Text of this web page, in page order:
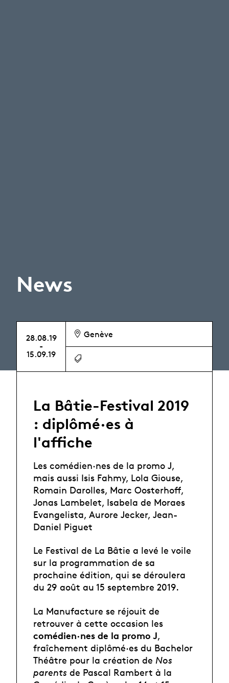
News
28.08.19
-
15.09.19
Genève
La Bâtie-Festival 2019
: diplômé·es à
l'affiche
Les comédien·nes de la promo J,
mais aussi Isis Fahmy, Lola Giouse,
Romain Darolles, Marc Oosterhoff,
Jonas Lambelet, Isabela de Moraes
Evangelista, Aurore Jecker, Jean-
Daniel Piguet
Le Festival de La Bâtie a levé le voile
sur la programmation de sa
prochaine édition, qui se déroulera
du 29 août au 15 septembre 2019.
La Manufacture se réjouit de
retrouver à cette occasion les
comédien·nes de la promo J,
fraîchement diplômé·es du Bachelor
Théâtre pour la création de Nos
parents de Pascal Rambert à la